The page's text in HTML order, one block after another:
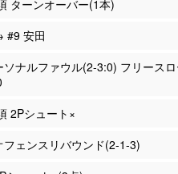
ターンオーバー(1本)
#9 安田
ソナルファウル(2-3:0) フリース
2Pシュート×
フェンスリバウンド(2-1-3)